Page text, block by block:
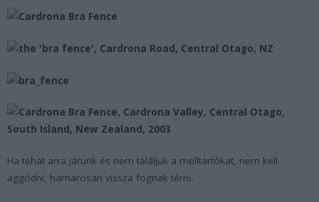
Ha tehát arra járunk és nem találjuk a melltartókat, nem kell
aggódni, hamarosan vissza fognak térni.